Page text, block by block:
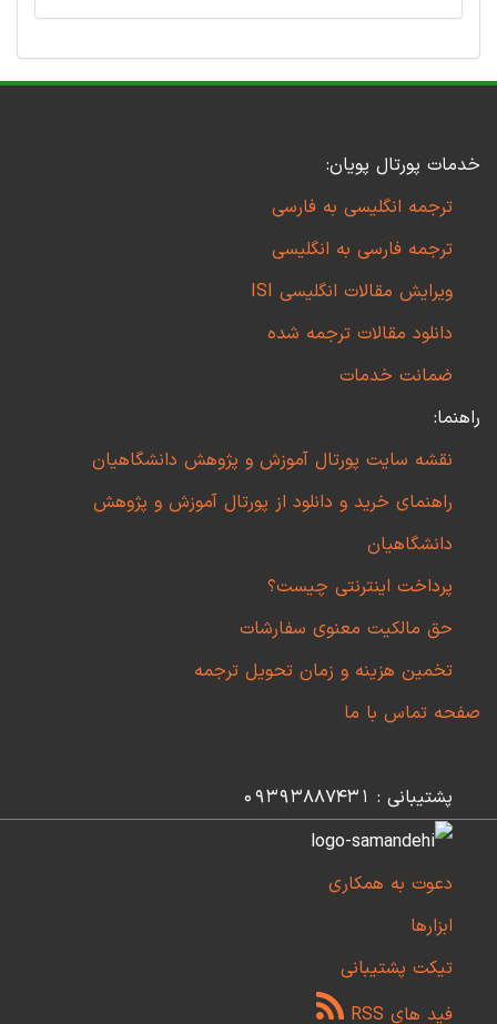
خدمات پورتال پویان:
ترجمه انگلیسی به فارسی
ترجمه فارسی به انگلیسی
ویرایش مقالات انگلیسی ISI
دانلود مقالات ترجمه شده
ضمانت خدمات
راهنما:
نقشه سایت پورتال آموزش و پژوهش دانشگاهیان
راهنمای خرید و دانلود از پورتال آموزش و پژوهش
دانشگاهیان
پرداخت اینترنتی چیست؟
حق مالکیت معنوی سفارشات
تخمین هزینه و زمان تحویل ترجمه
صفحه تماس با ما
پشتیبانی : 09393887431
دعوت به همکاری
ابزارها
تیکت پشتیبانی
فید های RSS